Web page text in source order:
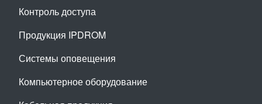
Контроль доступа
Продукция IPDROM
Системы оповещения
Компьютерное оборудование